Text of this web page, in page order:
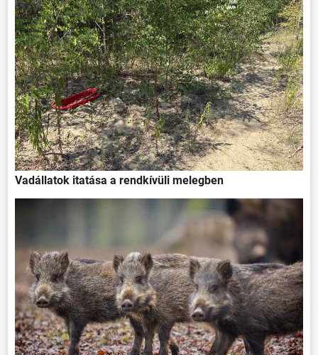
Vadállatok itatása a rendkívüli melegben